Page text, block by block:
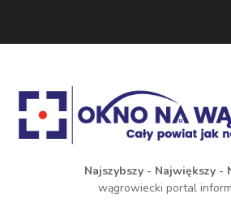
Najszybszy - Największy -
wągrowiecki portal